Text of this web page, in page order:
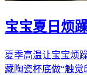
宝宝夏日烦
夏季高温让宝宝烦
藏陶瓷杯底做“触